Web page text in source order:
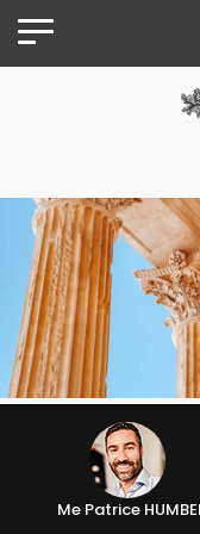
Me Patrice